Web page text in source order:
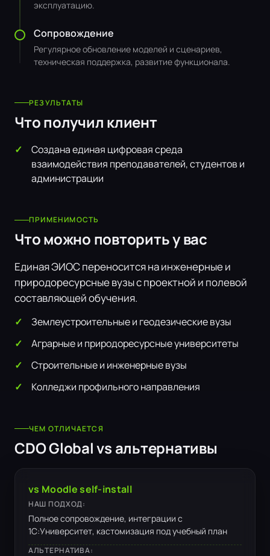
эксплуатацию.
Сопровождение
Регулярное обновление моделей и сценариев,
техническая поддержка, развитие функционала.
РЕЗУЛЬТАТЫ
Что получил клиент
Создана единая цифровая среда
взаимодействия преподавателей, студентов и
администрации
ПРИМЕНИМОСТЬ
Что можно повторить у вас
Единая ЭИОС переносится на инженерные и
природоресурсные вузы с проектной и полевой
составляющей обучения.
Землеустроительные и геодезические вузы
Аграрные и природоресурсные университеты
Строительные и инженерные вузы
Колледжи профильного направления
ЧЕМ ОТЛИЧАЕТСЯ
CDO Global vs альтернативы
vs Moodle self-install
НАШ ПОДХОД:
Полное сопровождение, интеграции с
1С:Университет, кастомизация под учебный план
АЛЬТЕРНАТИВА: